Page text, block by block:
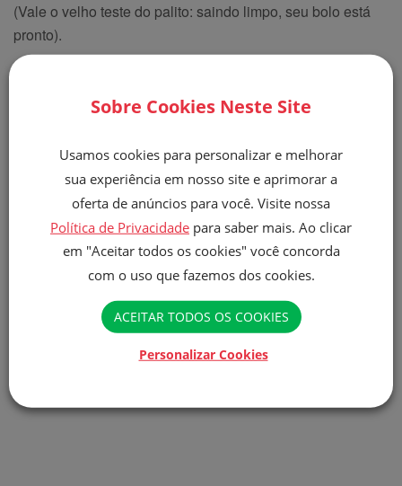
(Vale o velho teste do palito: saindo limpo, seu bolo está
pronto).
Categorias
Receitas Relacionadas
Sobre Cookies Neste Site
Usamos cookies para personalizar e melhorar
sua experiência em nosso site e aprimorar a
oferta de anúncios para você. Visite nossa
Política de Privacidade para saber mais. Ao clicar
em "Aceitar todos os cookies" você concorda
com o uso que fazemos dos cookies.
ACEITAR TODOS OS COOKIES
Personalizar Cookies